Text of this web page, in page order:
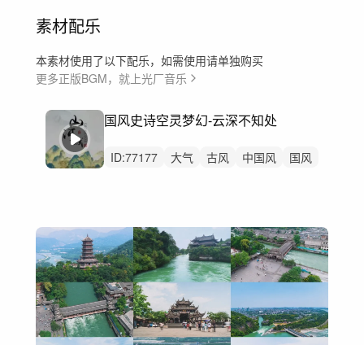
素材配乐
本素材使用了以下配乐，如需使用请单独购买
更多正版BGM，就上光厂音乐
国风史诗空灵梦幻-云深不知处
ID:77177 大气 古风 中国风
国风